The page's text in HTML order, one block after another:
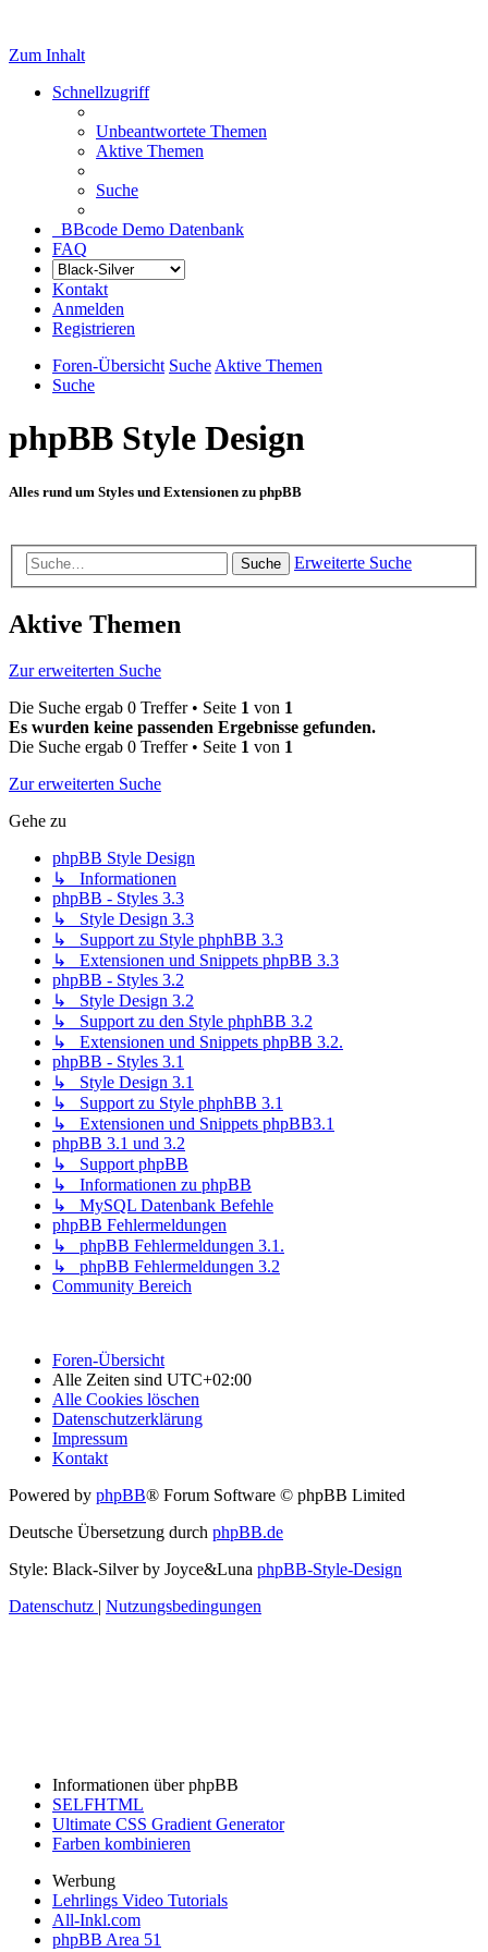
Zum Inhalt
Schnellzugriff
Unbeantwortete Themen
Aktive Themen
Suche
BBcode Demo Datenbank
FAQ
Kontakt
Anmelden
Registrieren
Foren-Übersicht Suche Aktive Themen
Suche
phpBB Style Design
Alles rund um Styles und Extensionen zu phpBB
Suche Erweiterte Suche
Aktive Themen
Zur erweiterten Suche
Die Suche ergab 0 Treffer • Seite 1 von 1
Es wurden keine passenden Ergebnisse gefunden.
Die Suche ergab 0 Treffer • Seite 1 von 1
Zur erweiterten Suche
Gehe zu
phpBB Style Design
↳ Informationen
phpBB - Styles 3.3
↳ Style Design 3.3
↳ Support zu Style phphBB 3.3
↳ Extensionen und Snippets phpBB 3.3
phpBB - Styles 3.2
↳ Style Design 3.2
↳ Support zu den Style phphBB 3.2
↳ Extensionen und Snippets phpBB 3.2.
phpBB - Styles 3.1
↳ Style Design 3.1
↳ Support zu Style phphBB 3.1
↳ Extensionen und Snippets phpBB3.1
phpBB 3.1 und 3.2
↳ Support phpBB
↳ Informationen zu phpBB
↳ MySQL Datenbank Befehle
phpBB Fehlermeldungen
↳ phpBB Fehlermeldungen 3.1.
↳ phpBB Fehlermeldungen 3.2
Community Bereich
Foren-Übersicht
Alle Zeiten sind UTC+02:00
Alle Cookies löschen
Datenschutzerklärung
Impressum
Kontakt
Powered by phpBB® Forum Software © phpBB Limited
Deutsche Übersetzung durch phpBB.de
Style: Black-Silver by Joyce&Luna phpBB-Style-Design
Datenschutz | Nutzungsbedingungen
Informationen über phpBB
SELFHTML
Ultimate CSS Gradient Generator
Farben kombinieren
Werbung
Lehrlings Video Tutorials
All-Inkl.com
phpBB Area 51